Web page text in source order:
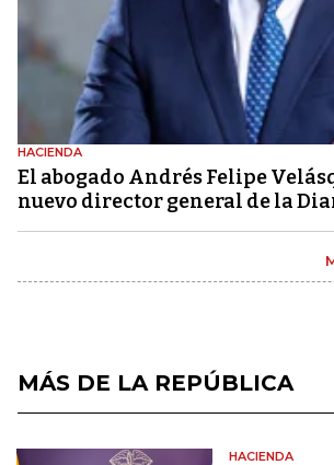
HACIENDA
El abogado Andrés Felipe
nuevo director general de la
MÁS DE LA REPÚBLICA
HACIENDA